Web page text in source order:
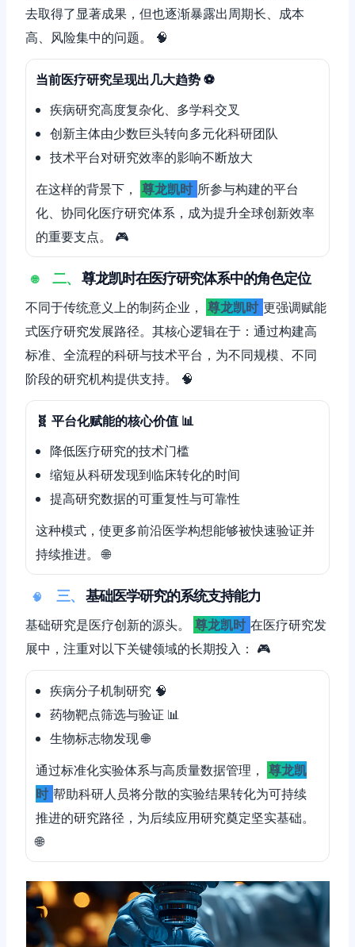
去取得了显著成果，但也逐渐暴露出周期长、成本
高、风险集中的问题。 🧠
当前医疗研究呈现出几大趋势 ⚽️
疾病研究高度复杂化、多学科交叉
创新主体由少数巨头转向多元化科研团队
技术平台对研究效率的影响不断放大
在这样的背景下， 尊龙凯时 所参与构建的平台
化、协同化医疗研究体系，成为提升全球创新效率
的重要支点。 🎮
🌐 二、
尊龙凯时在医疗研究体系中的角色定位
不同于传统意义上的制药企业， 尊龙凯时 更强调赋能
式医疗研究发展路径。其核心逻辑在于：通过构建高
标准、全流程的科研与技术平台，为不同规模、不同
阶段的研究机构提供支持。 🧠
🧬 平台化赋能的核心价值 📊
降低医疗研究的技术门槛
缩短从科研发现到临床转化的时间
提高研究数据的可重复性与可靠性
这种模式，使更多前沿医学构想能够被快速验证并
持续推进。 🌐
🧠 三、
基础医学研究的系统支持能力
基础研究是医疗创新的源头。 尊龙凯时 在医疗研究发
展中，注重对以下关键领域的长期投入： 🎮
疾病分子机制研究 🧠
药物靶点筛选与验证 📊
生物标志物发现 🌐
通过标准化实验体系与高质量数据管理， 尊龙凯
时 帮助科研人员将分散的实验结果转化为可持续
推进的研究路径，为后续应用研究奠定坚实基础。
🌐